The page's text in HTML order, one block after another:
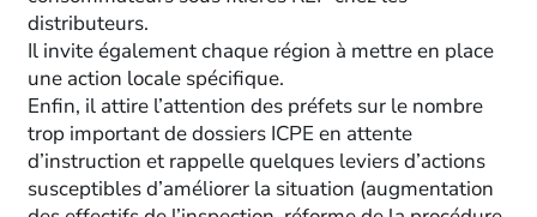
distributeurs.
Il invite également chaque région à mettre en place
une action locale spécifique.
Enfin, il attire l’attention des préfets sur le nombre
trop important de dossiers ICPE en attente
d’instruction et rappelle quelques leviers d’actions
susceptibles d’améliorer la situation (augmentation